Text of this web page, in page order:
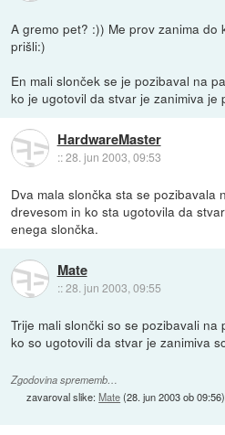
A gremo pet? :)) Me prov zanima do
prišli:)
En mali slonček se je pozibaval na
ko je ugotovil da stvar je zanimiva je
HardwareMaster
::28. jun 2003, 09:53
Dva mala slončka sta se pozibavala
drevesom in ko sta ugotovila da
enega slončka.
Mate
::28. jun 2003, 09:55
Trije mali slončki so se pozibavali
ko so ugotovili da stvar je zanimiva
Zgodovina sprememb…
zavaroval slike:Mate(28. jun 2003 ob 09:56)